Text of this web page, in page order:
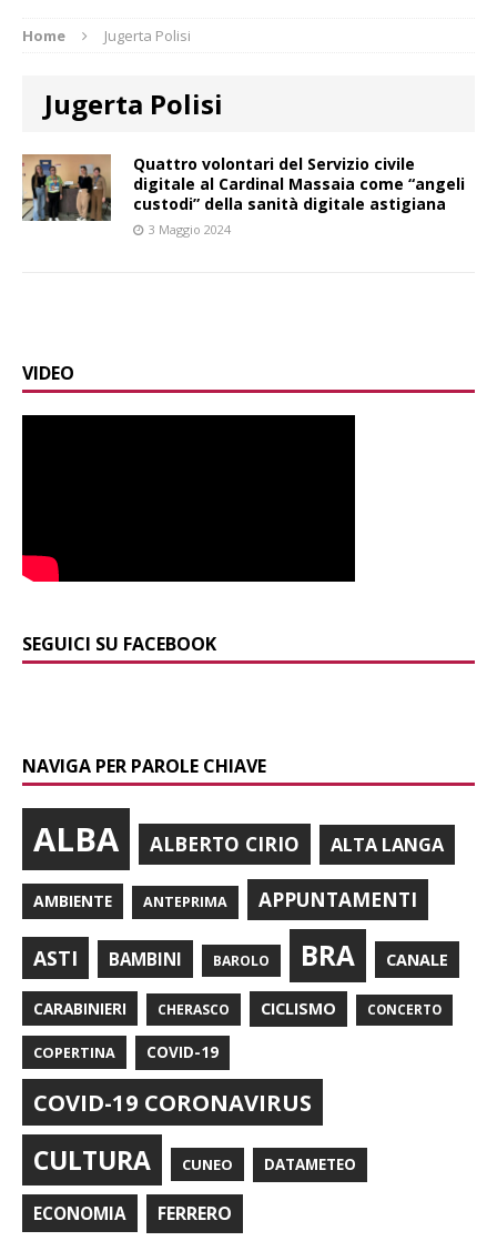
Home Jugerta Polisi
Jugerta Polisi
Quattro volontari del Servizio civile
digitale al Cardinal Massaia come “angeli
custodi” della sanità digitale astigiana
3 Maggio 2024
VIDEO
SEGUICI SU FACEBOOK
NAVIGA PER PAROLE CHIAVE
ALBA ALBERTO CIRIO ALTA LANGA
AMBIENTE ANTEPRIMA APPUNTAMENTI
ASTI BAMBINI BAROLO BRA CANALE
CARABINIERI CHERASCO CICLISMO CONCERTO
COPERTINA COVID-19
COVID-19 CORONAVIRUS
CULTURA CUNEO DATAMETEO
ECONOMIA FERRERO